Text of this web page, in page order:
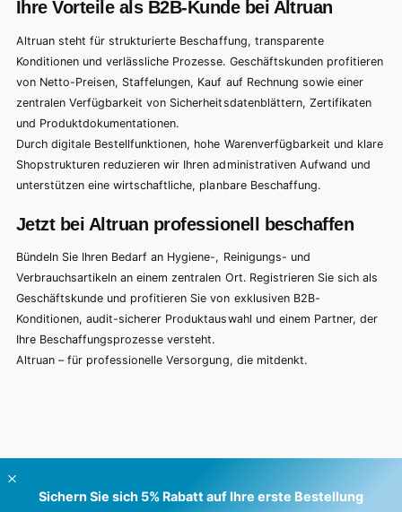
Ihre Vorteile als B2B-Kunde bei Altruan
Altruan steht für strukturierte Beschaffung, transparente
Konditionen und verlässliche Prozesse. Geschäftskunden profitieren
von Netto-Preisen, Staffelungen, Kauf auf Rechnung sowie einer
zentralen Verfügbarkeit von Sicherheitsdatenblättern, Zertifikaten
und Produktdokumentationen.
Durch digitale Bestellfunktionen, hohe Warenverfügbarkeit und klare
Shopstrukturen reduzieren wir Ihren administrativen Aufwand und
unterstützen eine wirtschaftliche, planbare Beschaffung.
Jetzt bei Altruan professionell beschaffen
Bündeln Sie Ihren Bedarf an Hygiene-, Reinigungs- und
Verbrauchsartikeln an einem zentralen Ort. Registrieren Sie sich als
Geschäftskunde und profitieren Sie von exklusiven B2B-
Konditionen, audit-sicherer Produktauswahl und einem Partner, der
Ihre Beschaffungsprozesse versteht.
Altruan – für professionelle Versorgung, die mitdenkt.
Sichern Sie sich 5% Rabatt auf Ihre erste Bestellung